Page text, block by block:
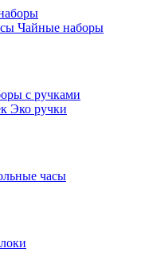
Чайные наборы
с ручками
Эко ручки
часы